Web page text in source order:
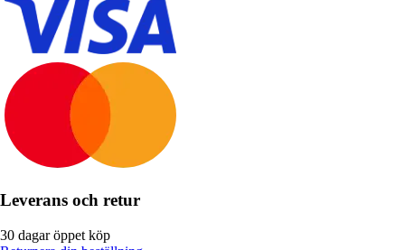
Leverans och retur
30 dagar öppet köp